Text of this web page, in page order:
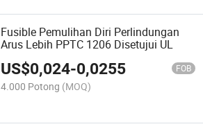
Fusible Pemulihan Diri Perlindungan
Arus Lebih PPTC 1206 Disetujui UL
US$0,024-0,0255 FOB
4.000 Potong (MOQ)